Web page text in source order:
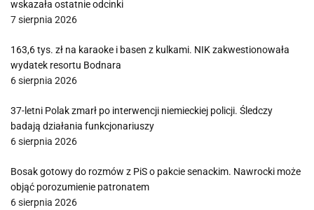
wskazała ostatnie odcinki
7 sierpnia 2026
163,6 tys. zł na karaoke i basen z kulkami. NIK zakwestionowała
wydatek resortu Bodnara
6 sierpnia 2026
37-letni Polak zmarł po interwencji niemieckiej policji. Śledczy
badają działania funkcjonariuszy
6 sierpnia 2026
Bosak gotowy do rozmów z PiS o pakcie senackim. Nawrocki może
objąć porozumienie patronatem
6 sierpnia 2026